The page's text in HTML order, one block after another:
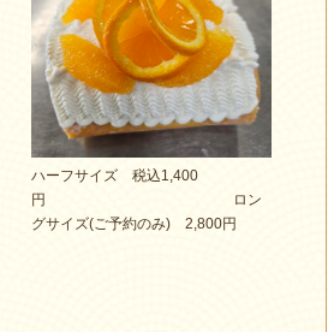
ハーフサイズ 税込1,400
円 ロン
グサイズ(ご予約のみ) 2,800円